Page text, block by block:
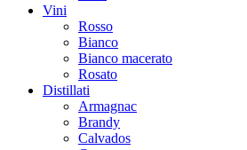
Vini
Rosso
Bianco
Bianco macerato
Rosato
Distillati
Armagnac
Brandy
Calvados